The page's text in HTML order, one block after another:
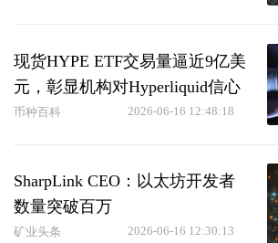
现货HYPE ETF交易量逼近9亿美
元，彰显机构对Hyperliquid信心
币种百科 2026-06-16 12:48:18
SharpLink CEO：以太坊开发者
数量突破百万
矿业头条 2026-06-16 12:30:13